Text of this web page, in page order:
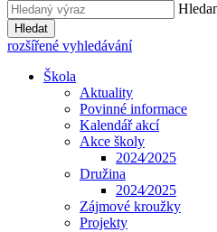
Hledat
rozšířené vyhledávání
Škola
Aktuality
Povinné informace
Kalendář akcí
Akce školy
2024⁄2025
Družina
2024⁄2025
Zájmové kroužky
Projekty